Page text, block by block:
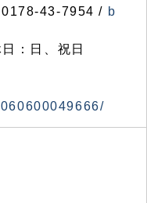
43-7954 / b
：日、祝日